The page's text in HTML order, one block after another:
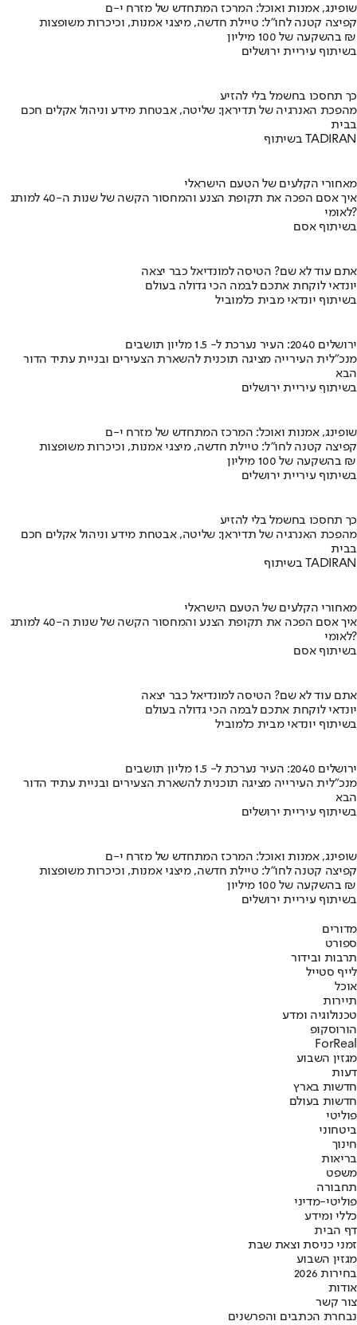
שופינג, אמנות ואוכל: המרכז המתחדש של מזרח י-ם
קפיצה קטנה לחו"ל: טיילת חדשה, מיצגי אמנות, וכיכרות משופצות
בהשקעה של 100 מיליון ₪
בשיתוף עיריית ירושלים
כך תחסכו בחשמל בלי להזיע
מהפכת האנרגיה של תדיראן: שליטה, אבטחת מידע וניהול אקלים חכם
בבית
בשיתוף TADIRAN
מאחורי הקלעים של הטעם הישראלי
איך אסם הפכה את תקופת הצנע והמחסור הקשה של שנות ה-40 למותג
לאומי?
בשיתוף אסם
אתם עוד לא שם? הטיסה למונדיאל כבר יצאה
יונדאי לוקחת אתכם לבמה הכי גדולה בעולם
בשיתוף יונדאי מבית כלמוביל
ירושלים 2040: העיר נערכת ל- 1.5 מליון תושבים
מנכ"לית העירייה מציגה תוכנית להשארת הצעירים ובניית עתיד הדור
הבא
בשיתוף עיריית ירושלים
שופינג, אמנות ואוכל: המרכז המתחדש של מזרח י-ם
קפיצה קטנה לחו"ל: טיילת חדשה, מיצגי אמנות, וכיכרות משופצות
בהשקעה של 100 מיליון ₪
בשיתוף עיריית ירושלים
כך תחסכו בחשמל בלי להזיע
מהפכת האנרגיה של תדיראן: שליטה, אבטחת מידע וניהול אקלים חכם
בבית
בשיתוף TADIRAN
מאחורי הקלעים של הטעם הישראלי
איך אסם הפכה את תקופת הצנע והמחסור הקשה של שנות ה-40 למותג
לאומי?
בשיתוף אסם
אתם עוד לא שם? הטיסה למונדיאל כבר יצאה
יונדאי לוקחת אתכם לבמה הכי גדולה בעולם
בשיתוף יונדאי מבית כלמוביל
ירושלים 2040: העיר נערכת ל- 1.5 מליון תושבים
מנכ"לית העירייה מציגה תוכנית להשארת הצעירים ובניית עתיד הדור
הבא
בשיתוף עיריית ירושלים
שופינג, אמנות ואוכל: המרכז המתחדש של מזרח י-ם
קפיצה קטנה לחו"ל: טיילת חדשה, מיצגי אמנות, וכיכרות משופצות
בהשקעה של 100 מיליון ₪
בשיתוף עיריית ירושלים
מדורים
ספורט
תרבות ובידור
לייף סטייל
אוכל
תיירות
טכנולוגיה ומדע
הורוסקופ
ForReal
מגזין השבוע
דעות
חדשות בארץ
חדשות בעולם
פוליטי
ביטחוני
חינוך
בריאות
משפט
תחבורה
פוליטי-מדיני
כללי ומידע
דף הבית
זמני כניסת וצאת שבת
מגזין השבוע
בחירות 2026
אודות
צור קשר
נבחרת הכתבים והפרשנים